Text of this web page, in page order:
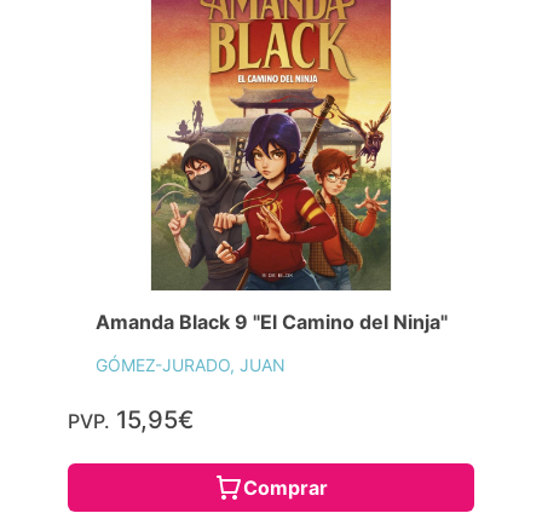
Amanda Black 9 "El Camino del Ninja"
GÓMEZ-JURADO, JUAN
PVP. 15,95€
Comprar